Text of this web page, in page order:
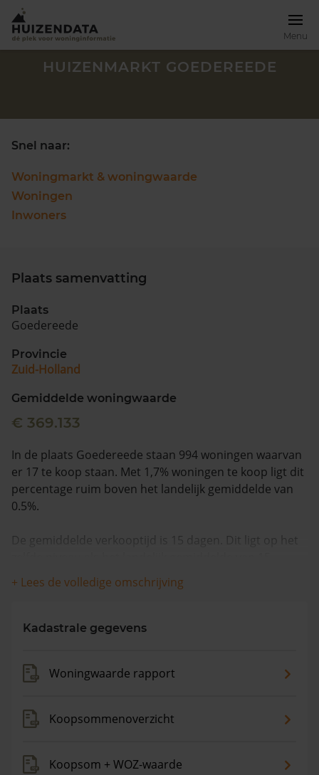
Menu
Zoek een woning
088 220 4200
Maandag t/m vrijdag - 08:00 -18:00
HUIZENMARKT GOEDEREEDE
Snel naar:
Woningmarkt & woningwaarde
Woningen
Inwoners
Plaats samenvatting
Plaats
Goedereede
Provincie
Zuid-Holland
Gemiddelde woningwaarde
€ 369.133
In de plaats Goedereede staan 994 woningen waarvan
er 17 te koop staan. Met 1,7% woningen te koop ligt dit
percentage ruim boven het landelijk gemiddelde van
0.5%.
De gemiddelde verkooptijd is 15 dagen. Dit ligt op het
dagen.
vraagprijs is €543.882. In de afgelopen 12 maanden is
+ Lees de volledige omschrijving
Kadastrale gegevens
Woningwaarde rapport
Koopsommenoverzicht
Koopsom + WOZ-waarde